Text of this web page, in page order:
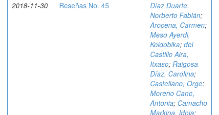
2018-11-30
Reseñas No. 45
Díaz Duarte,
Norberto Fabián;
Arocena, Carmen;
Meso Ayerdi,
Koldobika; del
Castillo Aira,
Itxaso; Raigosa
Díaz, Carolina;
Castellano, Orge;
Moreno Cano,
Antonia; Camacho
Markina, Idoia;